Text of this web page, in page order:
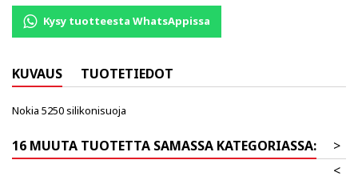
Kysy tuotteesta WhatsAppissa
KUVAUS TUOTETIEDOT
Nokia 5250 silikonisuoja
16 MUUTA TUOTETTA SAMASSA KATEGORIASSA:
>
<